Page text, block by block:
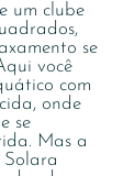
um clube
se
você
com
onde
se
Mas a